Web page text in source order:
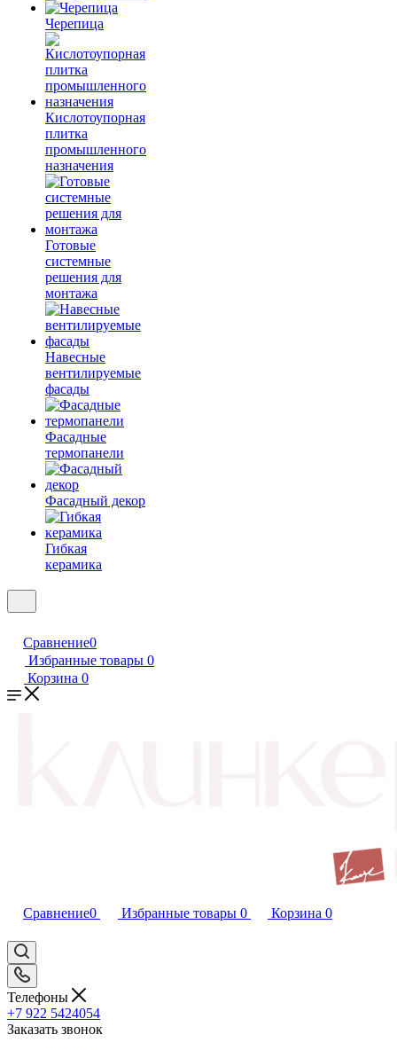
Черепица
Кислотоупорная
плитка
промышленного
назначения
Готовые
системные
решения для
монтажа
Навесные
вентилируемые
фасады
Фасадные
термопанели
Фасадный декор
Гибкая
керамика
Сравнение0
Избранные товары 0
Корзина 0
Сравнение0 Избранные товары 0 Корзина 0
Телефоны
+7 922 5424054
Заказать звонок